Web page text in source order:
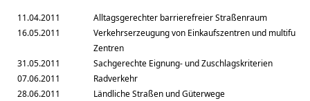
11.04.2011
Alltagsgerechter barrierefreier Straßenraum
16.05.2011
Verkehrserzeugung von Einkaufszentren und
Zentren
31.05.2011
Sachgerechte Eignung- und Zuschlagskriterien
07.06.2011
Radverkehr
28.06.2011
Ländliche Straßen und Güterwege